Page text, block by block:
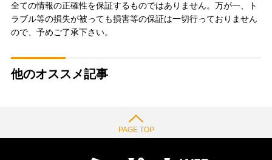
全ての情報の正確性を保証するものではありません。万が一、ト
ラブル等の損失が被っても損害等の保証は一切行っておりません
ので、予めご了承下さい。
他のオススメ記事
PAGE TOP